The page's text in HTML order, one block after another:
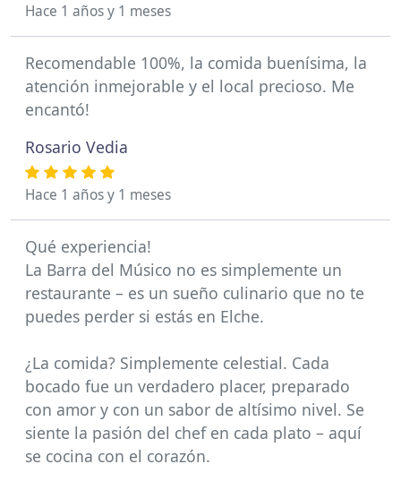
Hace 1 años y 1 meses
Recomendable 100%, la comida buenísima, la
atención inmejorable y el local precioso. Me
encantó!
Rosario Vedia
Hace 1 años y 1 meses
Qué experiencia!
La Barra del Músico no es simplemente un
restaurante – es un sueño culinario que no te
puedes perder si estás en Elche.
¿La comida? Simplemente celestial. Cada
bocado fue un verdadero placer, preparado
con amor y con un sabor de altísimo nivel. Se
siente la pasión del chef en cada plato – aquí
se cocina con el corazón.